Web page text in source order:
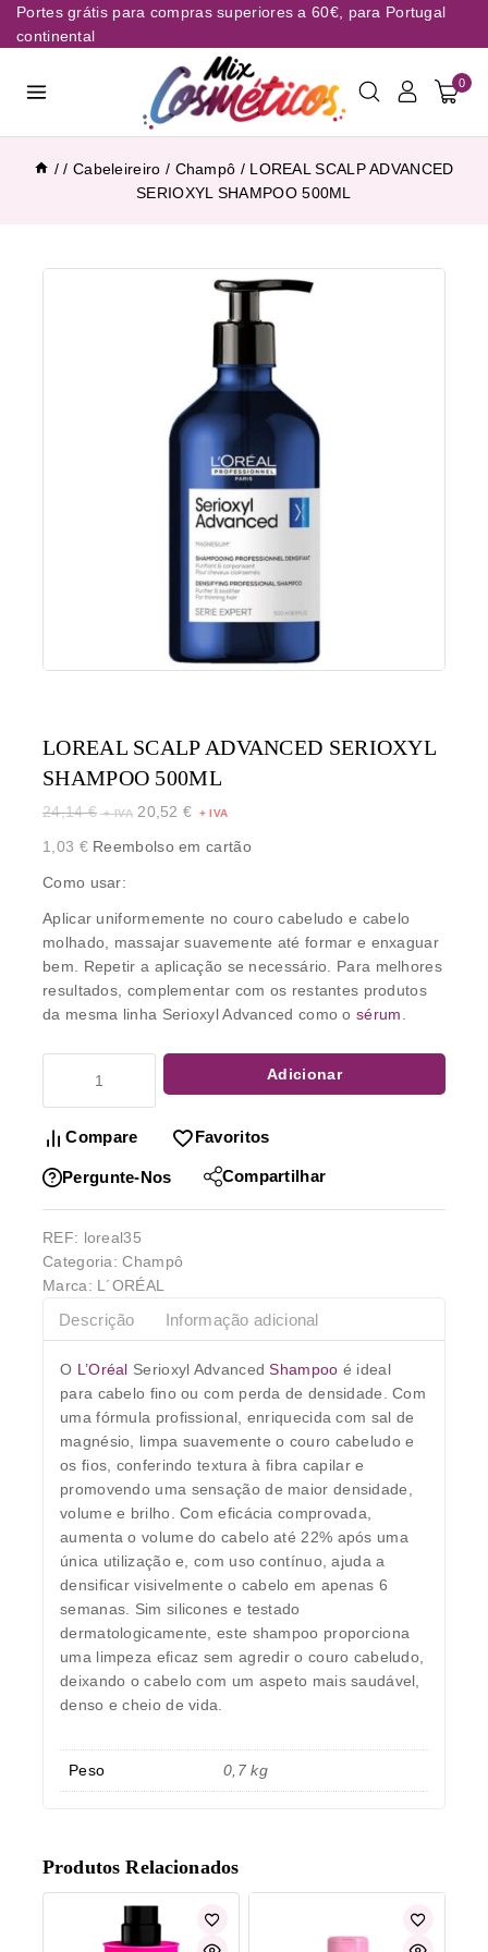
Portes grátis para compras superiores a 60€, para Portugal
continental
0
/ / Cabeleireiro / Champô / LOREAL SCALP ADVANCED
SERIOXYL SHAMPOO 500ML
LOREAL SCALP ADVANCED SERIOXYL
SHAMPOO 500ML
24,14€ 20,52€
1,03 €Reembolso em cartão
Como usar:
Aplicar uniformemente no couro cabeludo e cabelo
molhado, massajar suavemente até formar e enxaguar
bem. Repetir a aplicação se necessário. Para melhores
resultados, complementar com os restantes produtos
da mesma linha Serioxyl Advanced como osérum
Adicionar
Compare Favoritos
Pergunte-Nos Compartilhar
REF: loreal35
Categoria:Champô
Marca: L´ORÉAL
Descrição Informação adicional
O L’Oréal Serioxyl AdvancedShampoo é ideal
para cabelo fino ou com perda de densidade. Com
uma fórmula profissional, enriquecida com sal de
magnésio, limpa suavemente o couro cabeludo e
os fios, conferindo textura à fibra capilar e
promovendo uma sensação de maior densidade,
volume e brilho. Com eficácia comprovada,
aumenta o volume do cabelo até 22% após uma
única utilização e, com uso contínuo, ajuda a
densificar visivelmente o cabelo em apenas 6
semanas. Sim silicones e testado
dermatologicamente, este shampoo proporciona
uma limpeza eficaz sem agredir o couro cabeludo,
deixando o cabelo com um aspeto mais saudável,
denso e cheio de vida.
Peso 0,7 kg
Produtos Relacionados